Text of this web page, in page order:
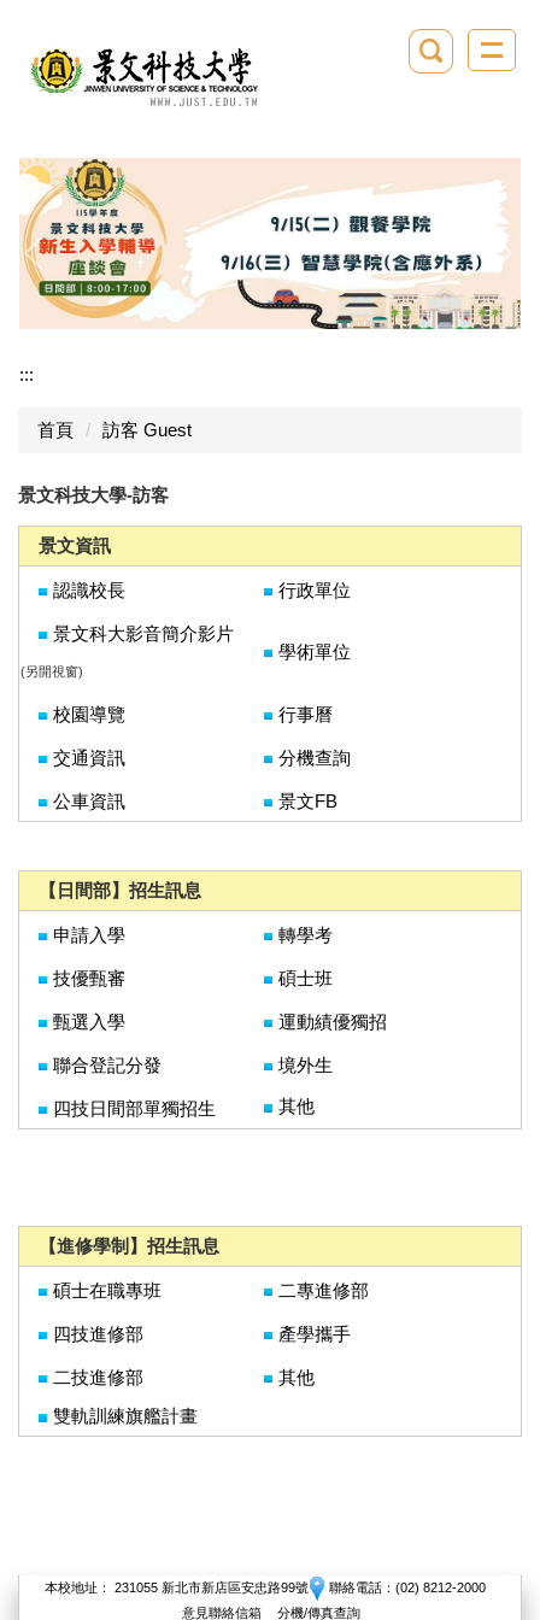
區
:::
首頁 訪客 Guest
景文科技大學-訪客
景文資訊
認識校長 行政單位
景文科大影音簡介影片
(另開視窗)
學術單位
校園導覽 行事曆
交通資訊 分機查詢
公車資訊 景文FB
【日間部】招生訊息
申請入學 轉學考
技優甄審 碩士班
甄選入學 運動績優獨招
聯合登記分發 境外生
四技日間部單獨招生 其他
【進修學制】招生訊息
碩士在職專班 二專進修部
四技進修部 產學攜手
二技進修部
其他
雙軌訓練旗艦計畫
本校地址： 231055 新北市新店區安忠路99號
聯絡電話：(02) 8212-2000
意見聯絡信箱
分機/傳真查詢